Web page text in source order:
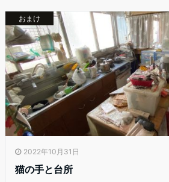
おまけ
2022年10月31日
猫の手と台所